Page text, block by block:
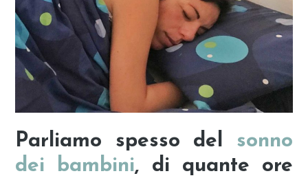
Parliamo spesso del sonno
dei bambini, di quante ore